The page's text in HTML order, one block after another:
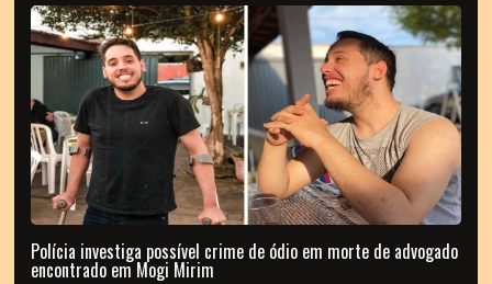
Polícia investiga possível crime de ódio em morte de advogado
encontrado em Mogi Mirim